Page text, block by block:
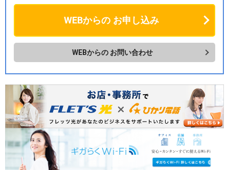
WEBからのお申し込み
WEBからの お問い合わせ